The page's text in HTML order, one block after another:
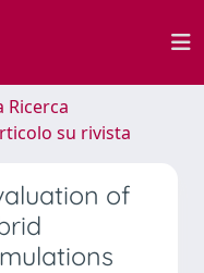
Ricerca
su rivista
of